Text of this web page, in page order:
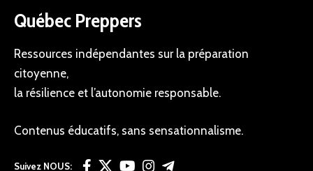
Québec Preppers
Ressources indépendantes sur la préparation
citoyenne,
la résilience et l’autonomie responsable.
Contenus éducatifs, sans sensationnalisme.
Suivez NOUS: